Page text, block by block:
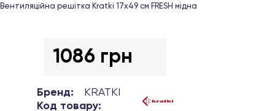
Вентиляційна решітка Kratki 17х49 см FRESH мідна
1086 грн
Бренд:
KRATKI
Код товару: